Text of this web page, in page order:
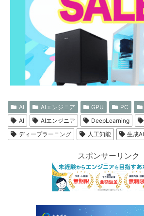
AI AIエンジニア GPU PC
AI
AIエンジニア DeepLearning
ディープラーニング
人工知能 生成AI
スポンサーリンク